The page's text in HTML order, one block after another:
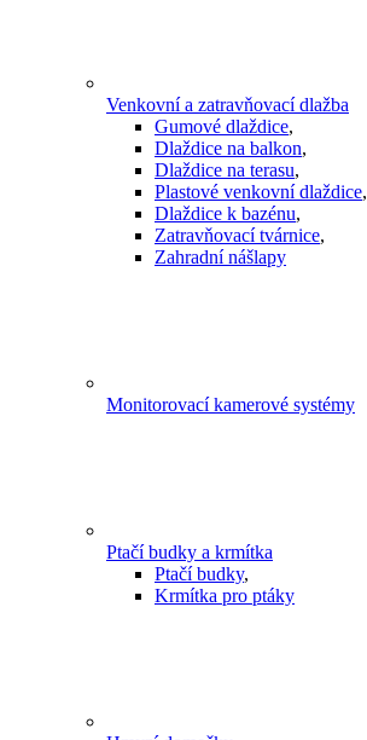
Venkovní a zatravňovací dlažba
Gumové dlaždice,
Dlaždice na balkon,
Dlaždice na terasu,
Plastové venkovní dlaždice,
Dlaždice k bazénu,
Zatravňovací tvárnice,
Zahradní nášlapy
Monitorovací kamerové systémy
Ptačí budky a krmítka
Ptačí budky,
Krmítka pro ptáky